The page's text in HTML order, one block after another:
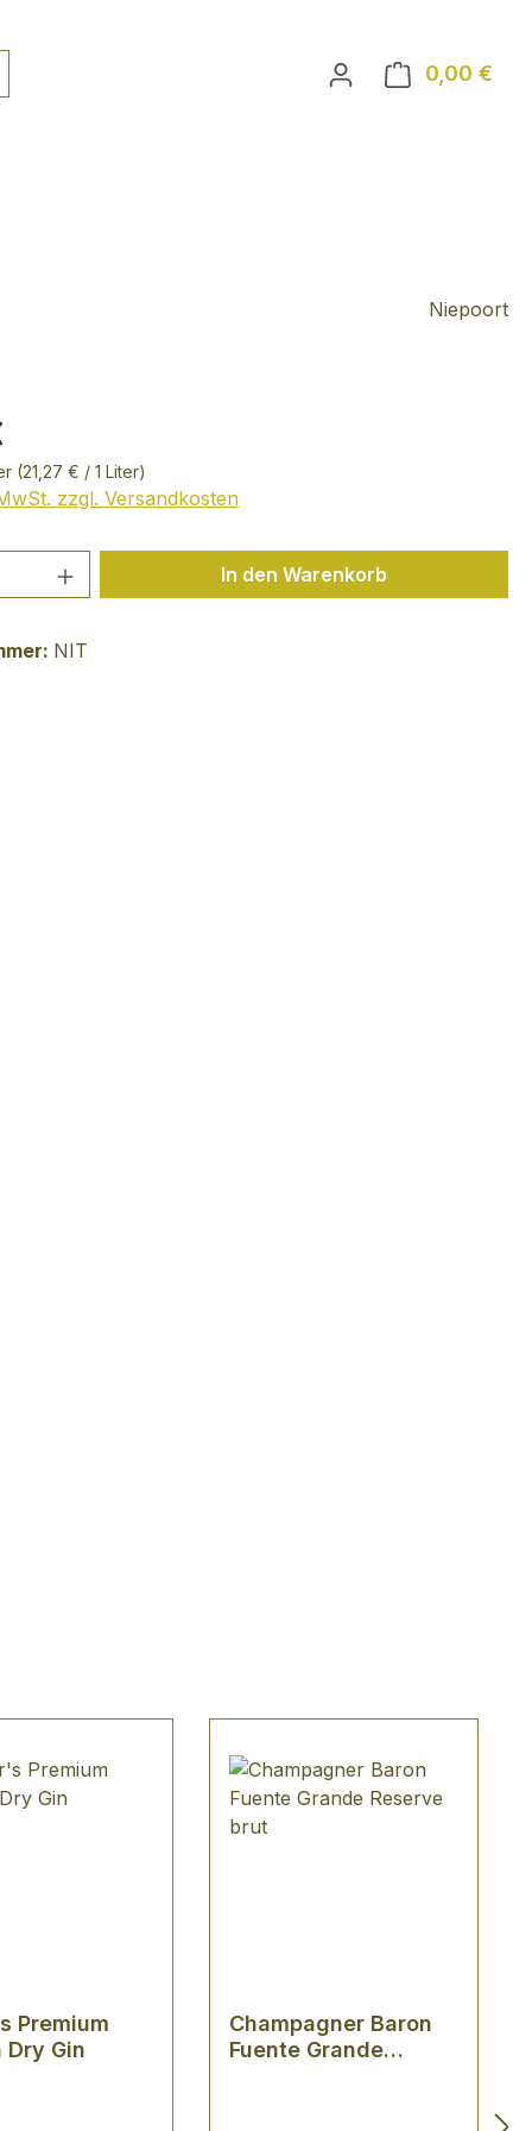
0,00 €
Niepoort
(21,27 € / 1 Liter)
zzgl. Versandkosten
Anzahl: Gib den gewünschten Wert
In den Warenkorb
NIT
Premium
Dry Gin
Champagner Baron
Fuente Grande